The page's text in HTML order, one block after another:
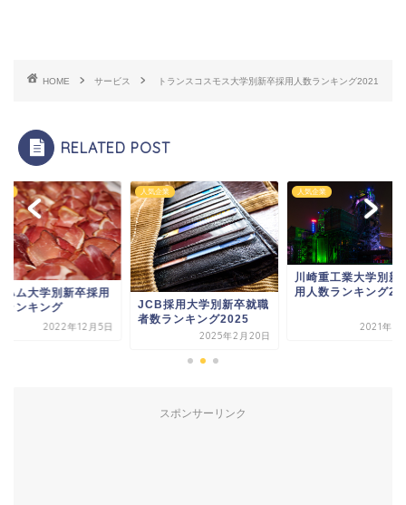
HOME サービス トランスコスモス大学別新卒採用人数ランキング2021
RELATED POST
用大学別新卒就職
人気企業
川崎重工業大学別新卒採
用人数ランキング2021
2021年1月12日
人気企業
伊藤ハム大学別新卒
2022年12
スポンサーリンク